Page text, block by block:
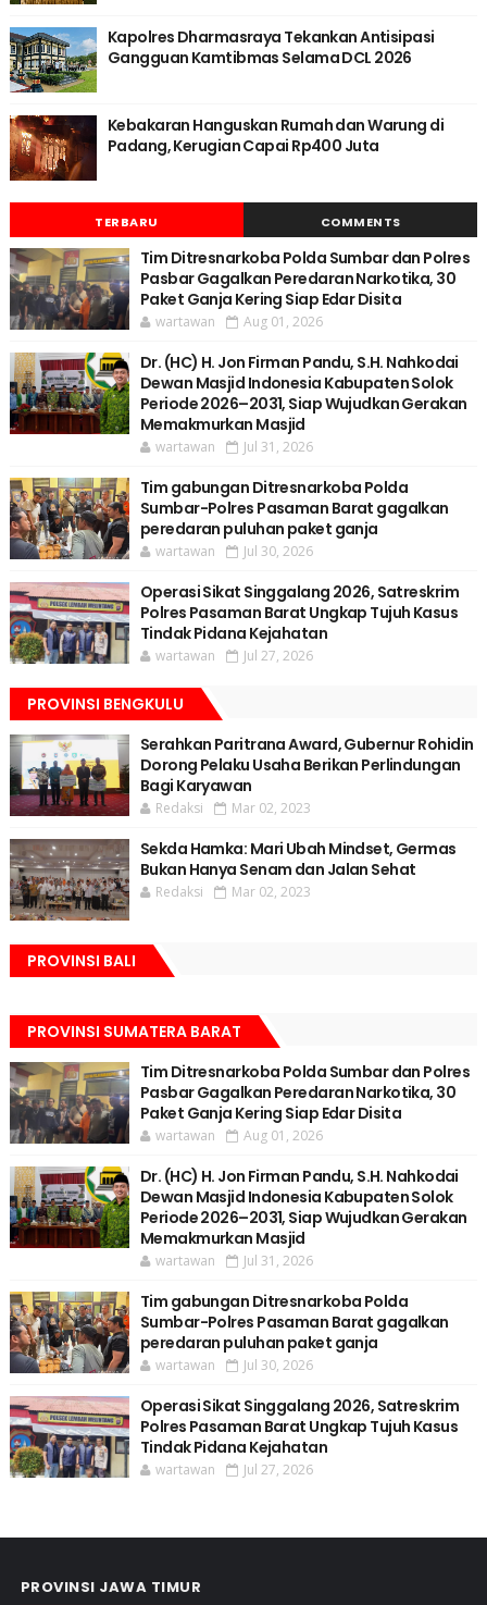
Kapolres Dharmasraya Tekankan Antisipasi
Gangguan Kamtibmas Selama DCL 2026
Kebakaran Hanguskan Rumah dan Warung di
Padang, Kerugian Capai Rp400 Juta
TERBARU COMMENTS
Tim Ditresnarkoba Polda Sumbar dan Polres
Pasbar Gagalkan Peredaran Narkotika, 30
Paket Ganja Kering Siap Edar Disita
wartawan Aug 01, 2026
Dr. (HC) H. Jon Firman Pandu, S.H. Nahkodai
Dewan Masjid Indonesia Kabupaten Solok
Periode 2026–2031, Siap Wujudkan Gerakan
Memakmurkan Masjid
wartawan Jul 31, 2026
Tim gabungan Ditresnarkoba Polda
Sumbar-Polres Pasaman Barat gagalkan
peredaran puluhan paket ganja
wartawan Jul 30, 2026
Operasi Sikat Singgalang 2026, Satreskrim
Polres Pasaman Barat Ungkap Tujuh Kasus
Tindak Pidana Kejahatan
wartawan Jul 27, 2026
PROVINSI BENGKULU
Serahkan Paritrana Award, Gubernur Rohidin
Dorong Pelaku Usaha Berikan Perlindungan
Bagi Karyawan
Redaksi Mar 02, 2023
Sekda Hamka: Mari Ubah Mindset, Germas
Bukan Hanya Senam dan Jalan Sehat
Redaksi Mar 02, 2023
PROVINSI BALI
PROVINSI SUMATERA BARAT
Tim Ditresnarkoba Polda Sumbar dan Polres
Pasbar Gagalkan Peredaran Narkotika, 30
Paket Ganja Kering Siap Edar Disita
wartawan Aug 01, 2026
Dr. (HC) H. Jon Firman Pandu, S.H. Nahkodai
Dewan Masjid Indonesia Kabupaten Solok
Periode 2026–2031, Siap Wujudkan Gerakan
Memakmurkan Masjid
wartawan Jul 31, 2026
Tim gabungan Ditresnarkoba Polda
Sumbar-Polres Pasaman Barat gagalkan
peredaran puluhan paket ganja
wartawan Jul 30, 2026
Operasi Sikat Singgalang 2026, Satreskrim
Polres Pasaman Barat Ungkap Tujuh Kasus
Tindak Pidana Kejahatan
wartawan Jul 27, 2026
PROVINSI JAWA TIMUR